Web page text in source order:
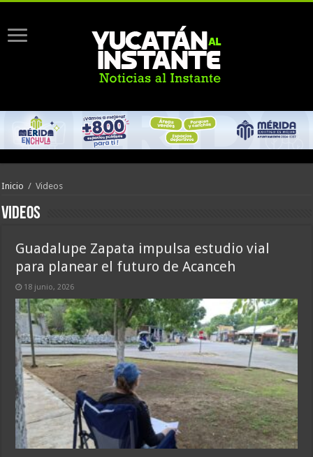
Inicio / Videos
Videos
Guadalupe Zapata impulsa estudio vial
para planear el futuro de Acanceh
18 junio, 2026